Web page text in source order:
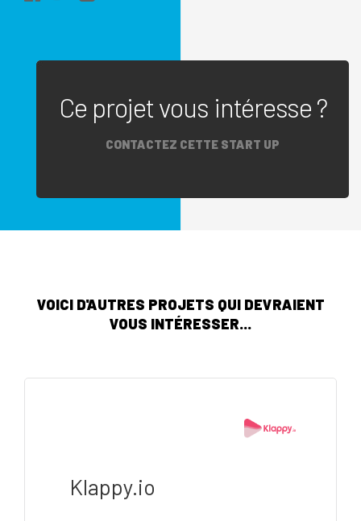
Ce projet vous intéresse ?
CONTACTEZ CETTE START UP
VOICI D'AUTRES PROJETS QUI DEVRAIENT
VOUS INTÉRESSER...
Klappy.io